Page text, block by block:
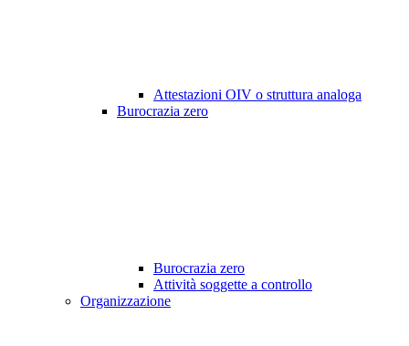
Attestazioni OIV o struttura analoga
Burocrazia zero
Burocrazia zero
Attività soggette a controllo
Organizzazione